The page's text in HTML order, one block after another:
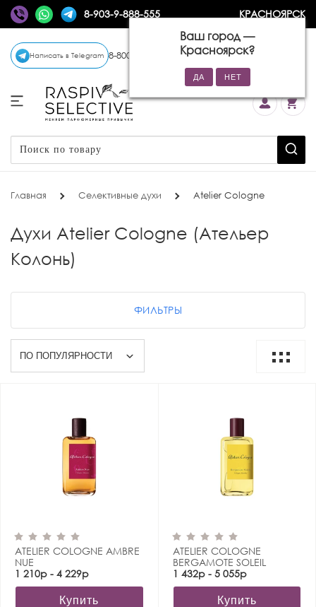
8-903-9-888-555 КРАСНОЯРСК
Ваш город —
Красноярск?
Написать в Telegram 8-800-770-72-34 (бесплатно)
Главная Селективные духи Atelier Cologne
Духи Atelier Cologne (Ательер
Колонь)
ФИЛЬТРЫ
ATELIER COLOGNE AMBRE
NUE
1 210р - 4 229р
Купить
ATELIER COLOGNE
BERGAMOTE SOLEIL
1 432р - 5 055р
Купить